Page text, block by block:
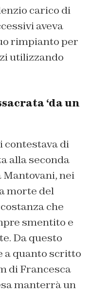
carico di
aveva
rimpianto per
utilizzando
‘da un
contestava di
alla seconda
nei
morte del
che
smentito e
Da questo
a quanto scritto
di Francesca
manterrà un